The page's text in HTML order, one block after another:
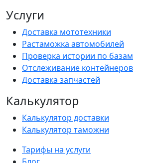
Услуги
Доставка мототехники
Растаможка автомобилей
Проверка истории по базам
Отслеживание контейнеров
Доставка запчастей
Калькулятор
Калькулятор доставки
Калькулятор таможни
Тарифы на услуги